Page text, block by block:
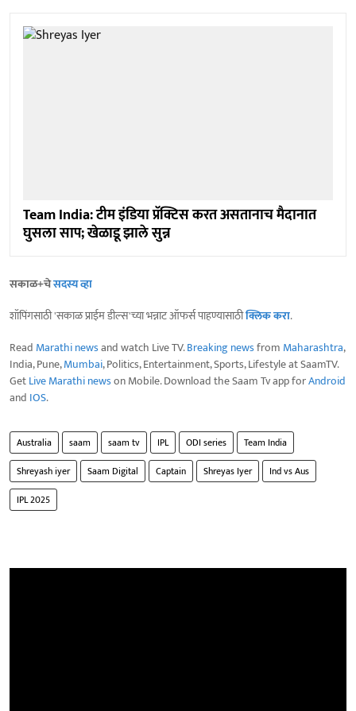
Team India: टीम इंडिया प्रॅक्टिस करत असतानाच मैदानात
घुसला साप; खेळाडू झाले सुन्न
सकाळ+चेसदस्य व्हा
शॉपिंगसाठी 'सकाळ प्राईम डील्स'च्या भन्नाट ऑफर्स पाहण्यासाठीक्लिक करा.
Read Marathi newsand watch Live TV.Breaking newsfrom Maharashtra,
India, Pune,Mumbai, Politics, Entertainment, Sports, Lifestyle at SaamTV.
GetLive Marathi newson Mobile. Download the Saam Tv app forAndroid
and IOS.
Australia saam saam tv IPL ODI series
Team India
Shreyash iyer
Saam Digital Captain Shreyas Iyer
Ind vs Aus
IPL 2025